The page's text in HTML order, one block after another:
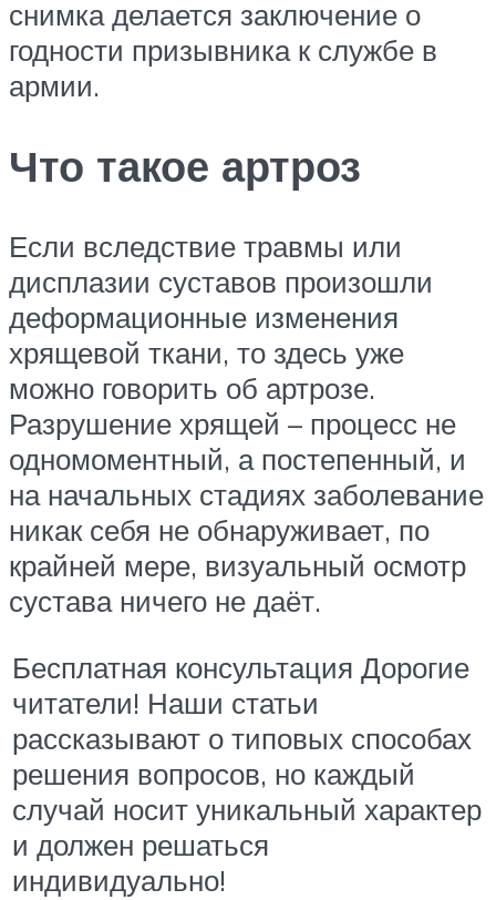
снимка делается заключение о
годности призывника к службе в
армии.
Что такое артроз
Если вследствие травмы или
дисплазии суставов произошли
деформационные изменения
хрящевой ткани, то здесь уже
можно говорить об артрозе.
Разрушение хрящей – процесс не
одномоментный, а постепенный, и
на начальных стадиях заболевание
никак себя не обнаруживает, по
крайней мере, визуальный осмотр
сустава ничего не даёт.
Бесплатная консультация Дорогие
читатели! Наши статьи
рассказывают о типовых способах
решения вопросов, но каждый
случай носит уникальный характер
и должен решаться
индивидуально!